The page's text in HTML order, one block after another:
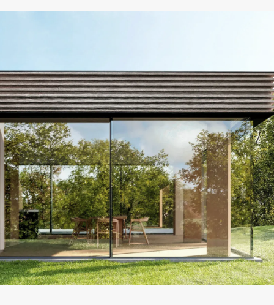
придают зданию стильный облик,
шумоизоляцию благодаря
использованию долговечных и
экологичных материалов.